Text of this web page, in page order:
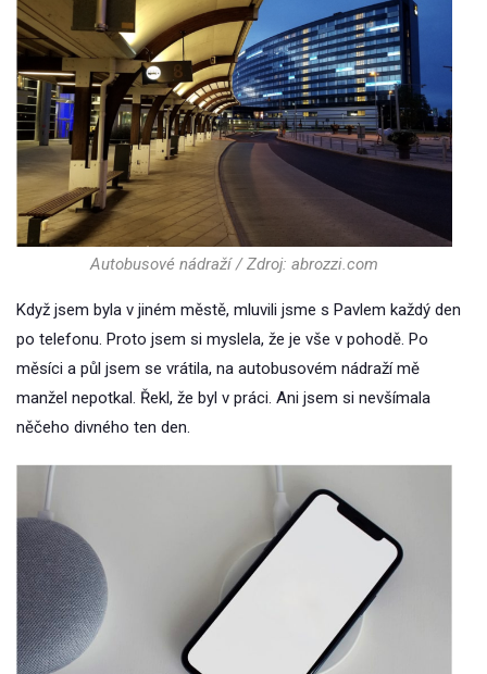
Autobusové nádraží / Zdroj: abrozzi.com
Když jsem byla v jiném městě, mluvili jsme s Pavlem každý den
po telefonu. Proto jsem si myslela, že je vše v pohodě. Po
měsíci a půl jsem se vrátila, na autobusovém nádraží mě
manžel nepotkal. Řekl, že byl v práci. Ani jsem si nevšímala
něčeho divného ten den.